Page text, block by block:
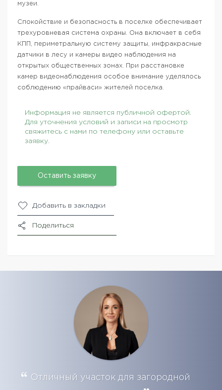
музеи.
Спокойствие и безопасность в поселке обеспечивает
трехуровневая система охраны. Она включает в себя
КПП, периметральную систему защиты, инфракрасные
датчики в лесу и камеры видео наблюдения на
открытых общественных зонах. При расстановке
камер видеонаблюдения особое внимание уделялось
соблюдению «прайваси» жителей поселка.
Информация не является публичной офертой.
Для уточнения условий и записи на просмотр
свяжитесь с нами по телефону или оставьте
заявку.
Оставить заявку
Добавить в закладки
Поделиться
Отличный участок для загородной